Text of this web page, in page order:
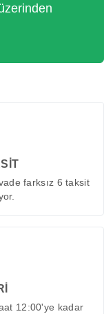
farksız 6 taksit
12:00'ye kadar